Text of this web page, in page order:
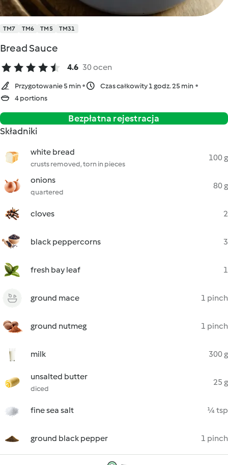
TM7 TM6 TM5 TM31
Bread Sauce
4.6 30 ocen
Przygotowanie 5 min
Czas całkowity 1 godz. 25 min
4 portions
Bezpłatna rejestracja
Składniki
white bread
crusts removed, torn in pieces
100 g
onions
quartered
80 g
cloves 2
black peppercorns 3
fresh bay leaf 1
ground mace 1 pinch
ground nutmeg 1 pinch
milk 300 g
unsalted butter
diced
25 g
fine sea salt ¼ tsp
ground black pepper 1 pinch